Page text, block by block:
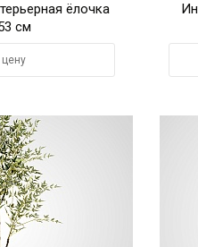
ёлочка
см
цену